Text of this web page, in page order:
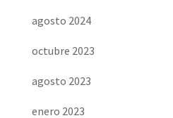
agosto 2024
octubre 2023
agosto 2023
enero 2023